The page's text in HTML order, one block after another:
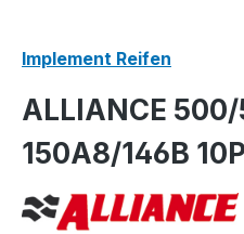
Implement Reifen
ALLIANCE
150A8/146B